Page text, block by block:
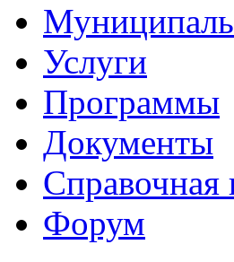
Услуги
Программы
Документы
Форум